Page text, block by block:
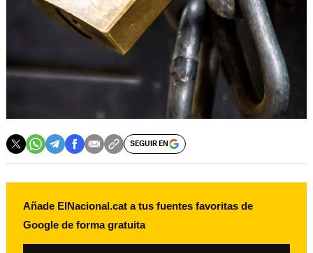
SEGUIR EN
Añade ElNacional.cat a tus fuentes favoritas de
Google de forma gratuita